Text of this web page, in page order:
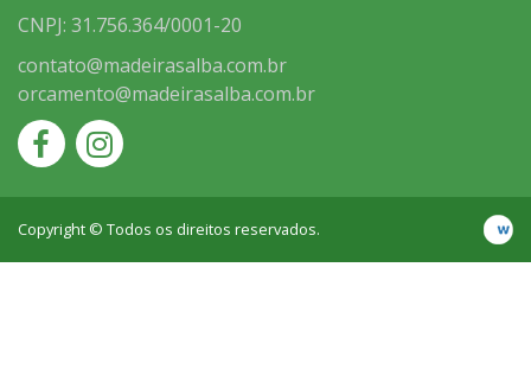
CNPJ: 31.756.364/0001-20
contato@madeirasalba.com.br
orcamento@madeirasalba.com.br
Copyright © Todos os direitos reservados.